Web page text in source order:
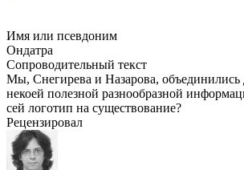
Имя или псевдоним
Ондатра
Сопроводительный текст
Мы, Снегирева и Назарова, объединились
некоей полезной разнообразной
сей логотип на существование?
Рецензировал